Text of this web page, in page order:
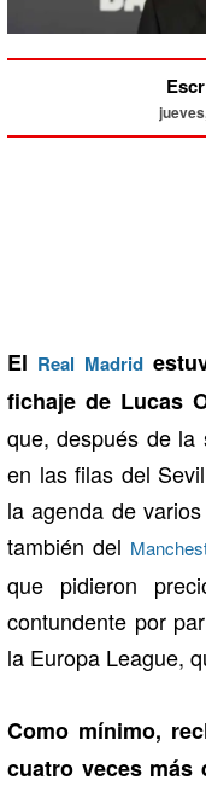
El Real Madrid
fichaje de Lucas
que, después de la
en las filas del
la agenda de
también del
que pidieron
contundente por
la Europa League,
Como mínimo,
cuatro veces más